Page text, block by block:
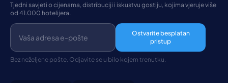
Tjedni savjeti o cijenama, distribuciji i iskustvu gostiju, kojima vjeruje više
od 41.000 hotelijera.
Ostvarite besplatan
pristup
Bez neželjene pošte. Odjavite se u bilo kojem trenutku.